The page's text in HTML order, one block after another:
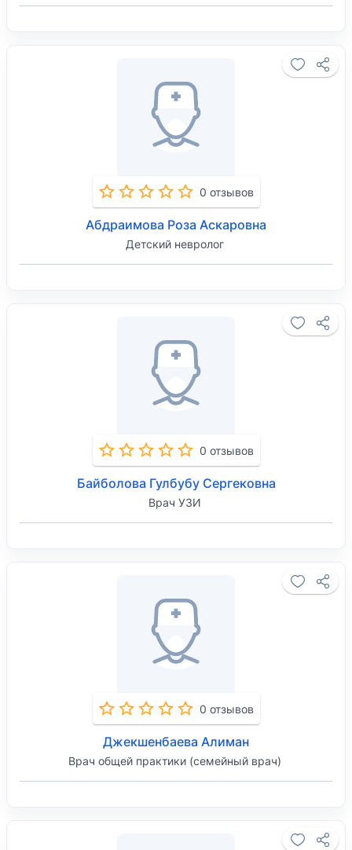
0 отзывов
Абдраимова Роза Аскаровна
Детский невролог
0 отзывов
Байболова Гулбубу Сергековна
Врач УЗИ
0 отзывов
Джекшенбаева Алиман
Врач общей практики (семейный врач)